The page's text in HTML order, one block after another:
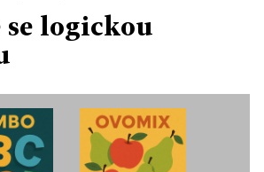
se logickou